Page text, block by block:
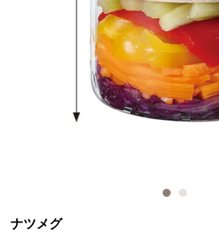
ナツメグ